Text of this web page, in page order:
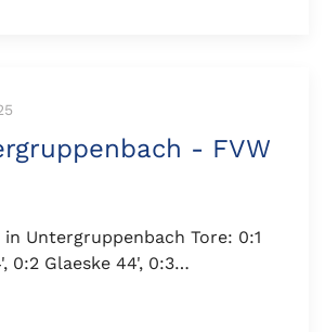
- FVW
Untergruppenbach Tore: 0:1
0:2 Glaeske 44', 0:3…